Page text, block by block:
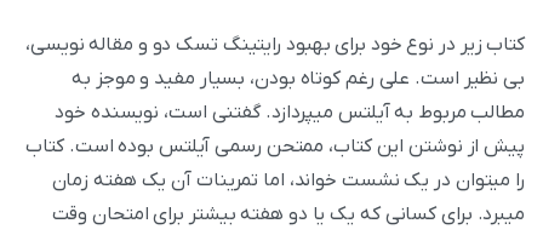
کتاب زیر در نوع خود برای بهبود رایتینگ تسک دو و مقاله نویسی،
بی نظیر است. علی رغم کوتاه بودن، بسیار مفید و موجز به
مطالب مربوط به آیلتس میپردازد. گفتنی است، نویسنده خود
پیش از نوشتن این کتاب، ممتحن رسمی آیلتس بوده است. کتاب
را میتوان در یک نشست خواند، اما تمرینات آن یک هفته زمان
میبرد. برای کسانی که یک یا دو هفته بیشتر برای امتحان وقت